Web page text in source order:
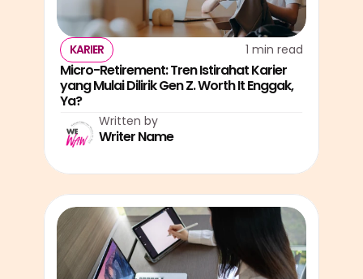
KARIER 1 min read
Micro-Retirement: Tren Istirahat Karier
yang Mulai Dilirik Gen Z. Worth It Enggak,
Ya?
Written by
Writer Name